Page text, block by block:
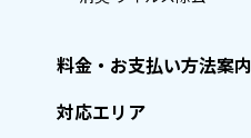
料金・お支払い方法案内
対応エリア